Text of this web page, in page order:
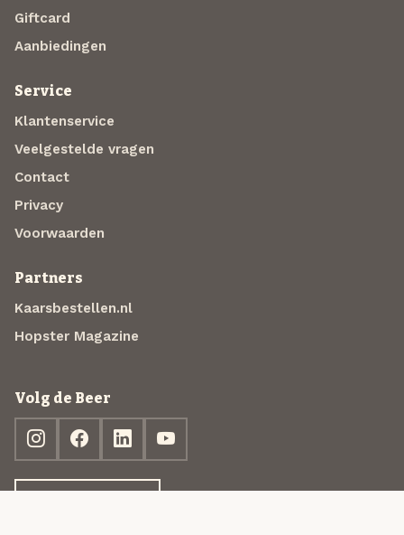
Giftcard
Aanbiedingen
Service
Klantenservice
Veelgestelde vragen
Contact
Privacy
Voorwaarden
Partners
Kaarsbestellen.nl
Hopster Magazine
Volg de Beer